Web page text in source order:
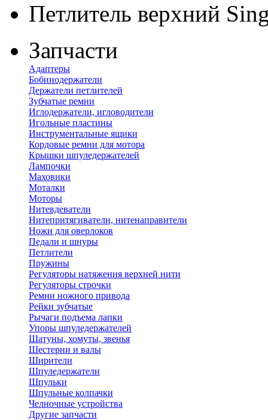
Петлитель верхний
Запчасти
Адаптеры
Бобинодержатели
Держатели петлителей
Зубчатые ремни
Иглодержатели, игловодители
Игольные пластины
Инструментальные ящики
Кордовые ремни для мотора
Крышки шпуледержателей
Лампочки
Маховики
Моталки
Моторы
Нитевдеватели
Нитепритягиватели, нитенаправители
Ножи для оверлоков
Педали и шнуры
Петлители
Пружины
Регуляторы натяжения верхней нити
Регуляторы строчки
Ремни ножного привода
Рейки зубчатые
Рычаги подъема лапки
Упоры шпуледержателей
Шатуны, хомуты, звенья
Шестерни и валы
Ширители
Шпуледержатели
Шпульки
Шпульные колпачки
Челночные устройства
Другие запчасти